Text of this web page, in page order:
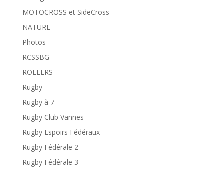
MOTOCROSS et SideCross
NATURE
Photos
RCSSBG
ROLLERS
Rugby
Rugby à 7
Rugby Club Vannes
Rugby Espoirs Fédéraux
Rugby Fédérale 2
Rugby Fédérale 3